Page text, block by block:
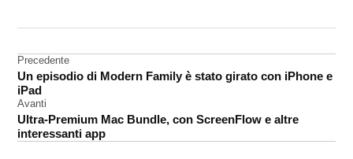
Navigazione
articoli
Precedente
Un episodio di Modern Family è stato girato con iPhone e
iPad
Avanti
Ultra-Premium Mac Bundle, con ScreenFlow e altre
interessanti app